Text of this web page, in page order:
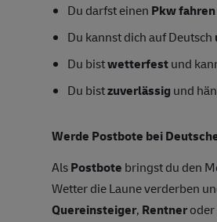
Du darfst einen Pkw fahren
Du kannst dich auf Deutsch
Du bistwetterfestund
Du bistzuverlässig und
Werde Postbote bei
AlsPostbote bringst du den
Wetter die Laune verderben
Quereinsteiger, Rentneroder